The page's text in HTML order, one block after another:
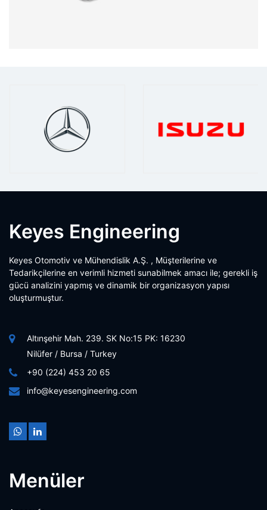
Keyes Engineering
Keyes Otomotiv ve Mühendislik A.Ş. , Müşterilerine ve
Tedarikçilerine en verimli hizmeti sunabilmek amacı ile; gerekli iş
gücü analizini yapmış ve dinamik bir organizasyon yapısı
oluşturmuştur.
Altınşehir Mah. 239. SK No:15 PK: 16230
Nilüfer / Bursa / Turkey
+90 (224) 453 20 65
info@keyesengineering.com
Menüler